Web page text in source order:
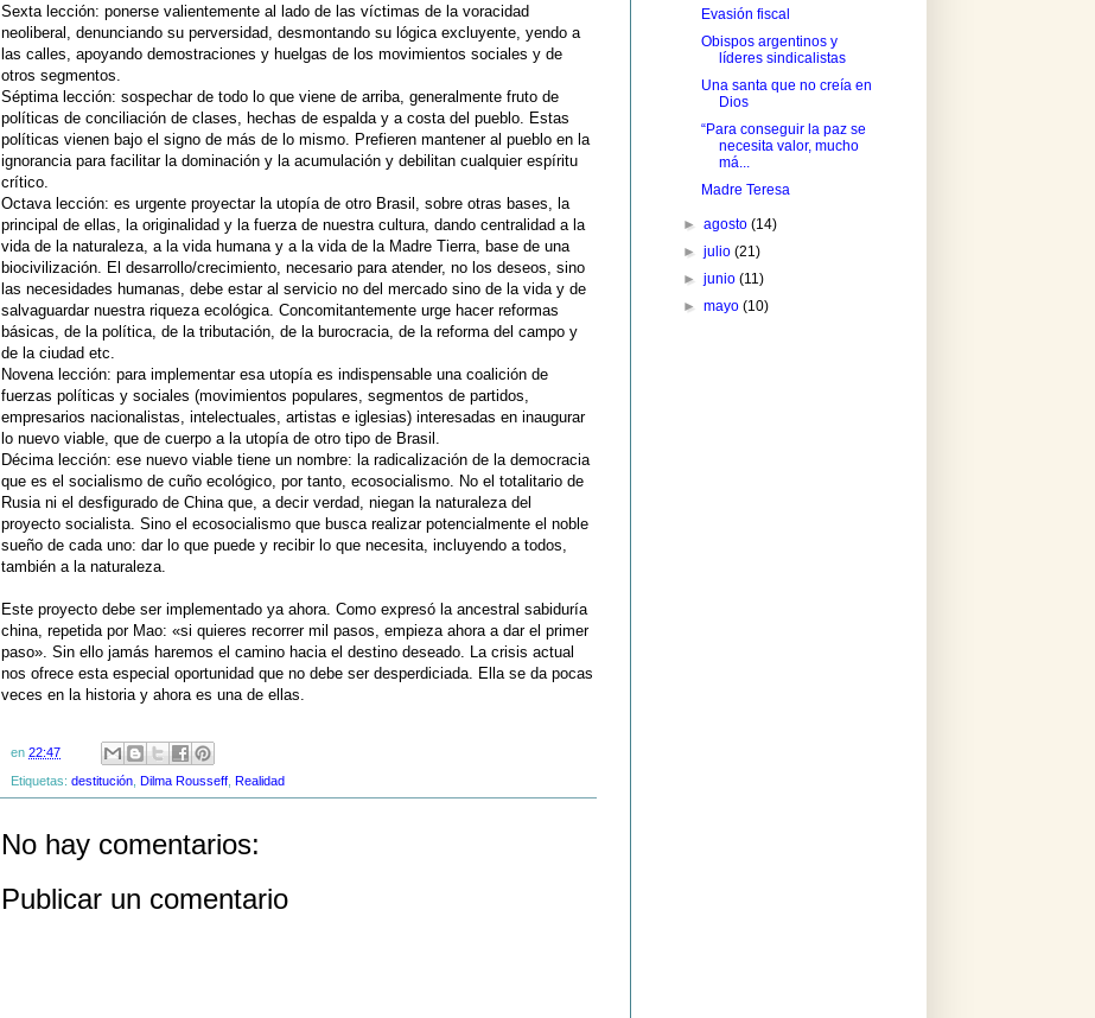
Sexta lección: ponerse valientemente al lado de las víctimas de la voracidad
neoliberal, denunciando su perversidad, desmontando su lógica excluyente, yendo a
las calles, apoyando demostraciones y huelgas de los movimientos sociales y de
otros segmentos.
Séptima lección: sospechar de todo lo que viene de arriba, generalmente fruto de
políticas de conciliación de clases, hechas de espalda y a costa del pueblo. Estas
políticas vienen bajo el signo de más de lo mismo. Prefieren mantener al pueblo en la
ignorancia para facilitar la dominación y la acumulación y debilitan cualquier espíritu
crítico.
Octava lección: es urgente proyectar la utopía de otro Brasil, sobre otras bases, la
principal de ellas, la originalidad y la fuerza de nuestra cultura, dando centralidad a la
vida de la naturaleza, a la vida humana y a la vida de la Madre Tierra, base de una
biocivilización. El desarrollo/crecimiento, necesario para atender, no los deseos, sino
las necesidades humanas, debe estar al servicio no del mercado sino de la vida y de
salvaguardar nuestra riqueza ecológica. Concomitantemente urge hacer reformas
básicas, de la política, de la tributación, de la burocracia, de la reforma del campo y
de la ciudad etc.
Novena lección: para implementar esa utopía es indispensable una coalición de
fuerzas políticas y sociales (movimientos populares, segmentos de partidos,
empresarios nacionalistas, intelectuales, artistas e iglesias) interesadas en inaugurar
lo nuevo viable, que de cuerpo a la utopía de otro tipo de Brasil.
Décima lección: ese nuevo viable tiene un nombre: la radicalización de la democracia
que es el socialismo de cuño ecológico, por tanto, ecosocialismo. No el totalitario de
Rusia ni el desfigurado de China que, a decir verdad, niegan la naturaleza del
proyecto socialista. Sino el ecosocialismo que busca realizar potencialmente el noble
sueño de cada uno: dar lo que puede y recibir lo que necesita, incluyendo a todos,
también a la naturaleza.
Este proyecto debe ser implementado ya ahora. Como expresó la ancestral sabiduría
china, repetida por Mao: «si quieres recorrer mil pasos, empieza ahora a dar el primer
paso». Sin ello jamás haremos el camino hacia el destino deseado. La crisis actual
nos ofrece esta especial oportunidad que no debe ser desperdiciada. Ella se da pocas
veces en la historia y ahora es una de ellas.
en 22:47
Etiquetas: destitución Dilma Rousseff Realidad
No hay comentarios:
Publicar un comentario
Evasión fiscal
Obispos argentinos y
líderes sindicalistas
Una santa que no creía en
Dios
“Para conseguir la paz se
necesita valor, mucho
má...
Madre Teresa
►agosto(14)
►julio(21)
►junio(11)
►mayo(10)